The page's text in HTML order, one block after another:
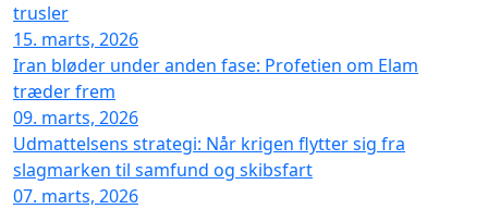
trusler
15. marts, 2026
Iran bløder under anden fase: Profetien om Elam
træder frem
09. marts, 2026
Udmattelsens strategi: Når krigen flytter sig fra
slagmarken til samfund og skibsfart
07. marts, 2026